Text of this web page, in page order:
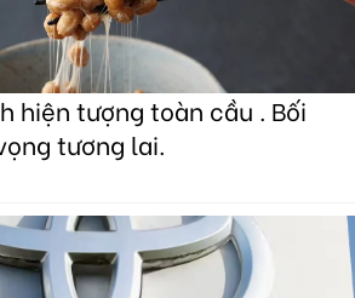
hiện tượng toàn cầu . Bối
tương lai.